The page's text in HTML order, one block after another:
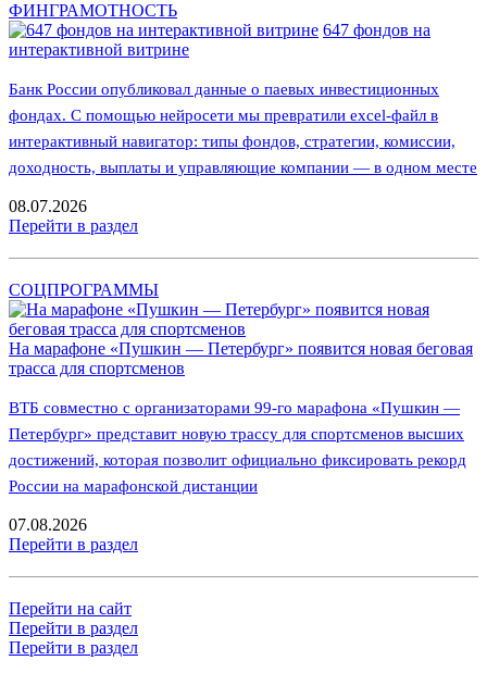
ФИНГРАМОТНОСТЬ
647 фондов на
интерактивной витрине
Банк России опубликовал данные о паевых инвестиционных
фондах. С помощью нейросети мы превратили excel-файл в
интерактивный навигатор: типы фондов, стратегии, комиссии,
доходность, выплаты и управляющие компании — в одном месте
08.07.2026
Перейти в раздел
СОЦПРОГРАММЫ
На марафоне «Пушкин — Петербург» появится новая беговая
трасса для спортсменов
ВТБ совместно с организаторами 99-го марафона «Пушкин —
Петербург» представит новую трассу для спортсменов высших
достижений, которая позволит официально фиксировать рекорд
России на марафонской дистанции
07.08.2026
Перейти в раздел
Перейти на сайт
Перейти в раздел
Перейти в раздел